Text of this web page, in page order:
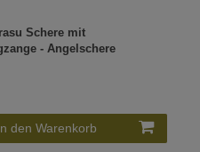
Schere mit
- Angelschere
den Warenkorb